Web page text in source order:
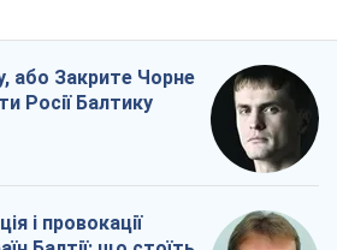
або Закрите Чорне
Росії Балтику
і провокації